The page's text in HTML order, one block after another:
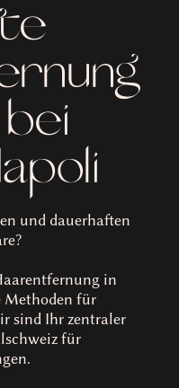
und dauerhaften
in
Methoden für
sind Ihr zentraler
für